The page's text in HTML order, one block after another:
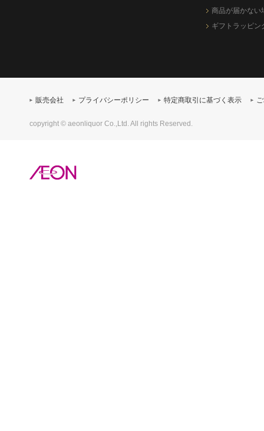
商品が届かない
ギフトラッピン
販売会社 プライバシーポリシー 特定商取引に基づく表示
copyright © aeonliquor Co.,Ltd. All rights Reserved.